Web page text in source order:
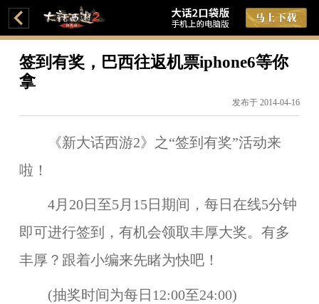
签到有奖，巴西往返机票iphone6等你
拿
发布于 2014-04-16
《新大话西游2》之“签到有奖”活动来
啦！
4月20日至5月15日 期间，每日在线5分钟
即可进行签到，有机会领取丰厚大奖。有多
丰厚？跟着小编来先睹为快吧！
(抽奖时间为每日12:00至24:00)